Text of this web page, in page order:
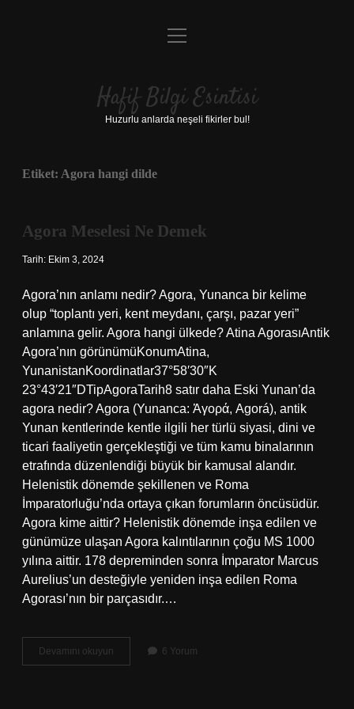
Anasayfa
Yasal Uyarı
menüyü
Hafif Bilgi Esintisi
Huzurlu anlarda neşeli fikirler bul!
Etiket: Agora hangi dilde
Agora Meselesi Ne Demek
Tarih: Ekim 3, 2024
Agora’nın anlamı nedir? Agora, Yunanca bir kelime
olup “toplantı yeri, kent meydanı, çarşı, pazar yeri”
anlamına gelir. Agora hangi ülkede? Atina AgorasıAntik
Agora’nın görünümüKonumAtina,
YunanistanKoordinatlar37°58′30″K
23°43′21″DTipAgoraTarih8 satır daha Eski Yunan’da
agora nedir? Agora (Yunanca: Ἀγορά, Agorá), antik
Yunan kentlerinde kentle ilgili her türlü siyasi, dini ve
ticari faaliyetin gerçekleştiği ve tüm kamu binalarının
etrafında düzenlendiği büyük bir kamusal alandır.
Helenistik dönemde şekillenen ve Roma
İmparatorluğu’nda ortaya çıkan forumların öncüsüdür.
Agora kime aittir? Helenistik dönemde inşa edilen ve
günümüze ulaşan Agora kalıntılarının çoğu MS 1000
yılına aittir. 178 depreminden sonra İmparator Marcus
Aurelius’un desteğiyle yeniden inşa edilen Roma
Agorası’nın bir parçasıdır.…
Devamını okuyun
Meselesi
6 Yorum